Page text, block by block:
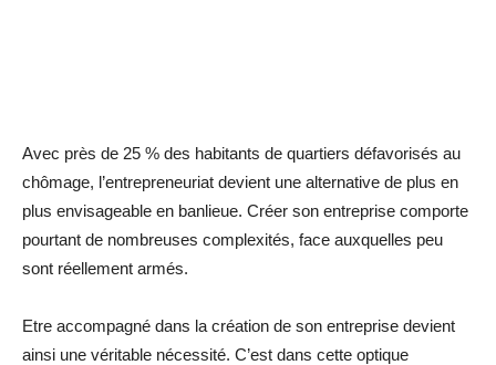
Avec près de 25 % des habitants de quartiers défavorisés au
chômage, l’entrepreneuriat devient une alternative de plus en
plus envisageable en banlieue. Créer son entreprise comporte
pourtant de nombreuses complexités, face auxquelles peu
sont réellement armés.
Etre accompagné dans la création de son entreprise devient
ainsi une véritable nécessité. C’est dans cette optique